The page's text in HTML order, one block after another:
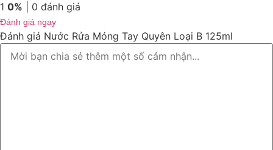
1 0% | 0 đánh giá
Đánh giá ngay
Đánh giá Nước Rửa Móng Tay Quyên Loại B 125ml